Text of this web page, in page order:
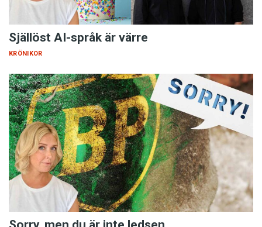
Själlöst AI-språk är värre
KRÖNIKOR